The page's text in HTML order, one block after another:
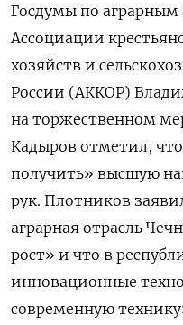
Госдумы по аграрным
Ассоциации
хозяйств и
России (АККОР)
на торжественном
Кадыров отметил,
получить» высшую
рук. Плотников
аграрная отрасль
рост» и что в
инновационные
современную